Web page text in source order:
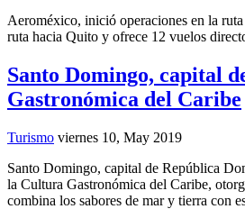
Aeroméxico, inició operaciones en la
ruta hacia Quito y ofrece 12 vuelos
Santo Domingo, capital
Gastronómica del Caribe
Turismo viernes 10, May 2019
Santo Domingo, capital de República
la Cultura Gastronómica del Caribe,
combina los sabores de mar y tierra con